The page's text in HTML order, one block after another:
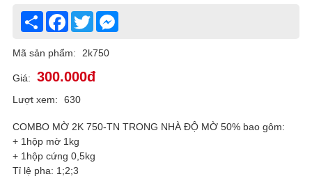
ShareFacebook
TwitterMessenger
Mã sản phẩm: 2k750
Giá: 300.000đ
Lượt xem: 630
COMBO MỜ 2K 750-TN TRONG NHÀ ĐỘ MỜ 50% bao gôm:
+ 1hộp mờ 1kg
+ 1hộp cứng 0,5kg
Tỉ lệ pha: 1;2;3